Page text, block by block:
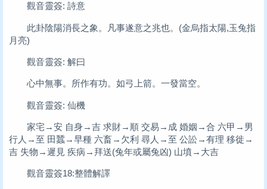
觀音靈簽: 詩意
此卦陰陽消長之象。凡事遂意之兆也。(金烏指太陽,玉兔指
月亮)
觀音靈簽: 解曰
心中無事。所作有功。如弓上箭。一發當空。
觀音靈簽: 仙機
家宅→安 自身→吉 求財→順 交易→成 婚姻→合 六甲→男
行人→至 田蠶→早種 六畜→欠利 尋人→至 公訟→有理 移徙→
吉 失物→遲見 疾病→拜送(兔年或屬兔凶) 山墳→大吉
觀音靈簽18:整體解譯